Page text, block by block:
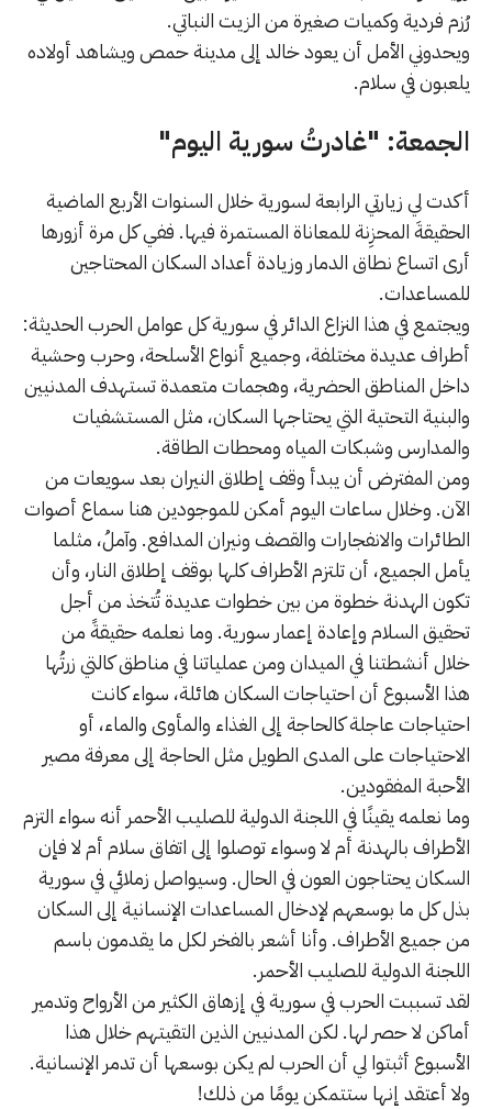
رُزم فردية وكميات صغيرة من الزيت النباتي.
ويحدوني الأمل أن يعود خالد إلى مدينة حمص ويشاهد أولاده
يلعبون في سلام.
الجمعة: "غادرتُ سورية اليوم"
أكدت لي زيارتي الرابعة لسورية خلال السنوات الأربع الماضية
الحقيقةَ المحزِنة للمعاناة المستمرة فيها. ففي كل مرة أزورها
أرى اتساع نطاق الدمار وزيادة أعداد السكان المحتاجين
للمساعدات.
ويجتمع في هذا النزاع الدائر في سورية كل عوامل الحرب الحديثة:
أطراف عديدة مختلفة، وجميع أنواع الأسلحة، وحرب وحشية
داخل المناطق الحضرية، وهجمات متعمدة تستهدف المدنيين
والبنية التحتية التي يحتاجها السكان، مثل المستشفيات
والمدارس وشبكات المياه ومحطات الطاقة.
ومن المفترض أن يبدأ وقف إطلاق النيران بعد سويعات من
الآن. وخلال ساعات اليوم أمكن للموجودين هنا سماع أصوات
الطائرات والانفجارات والقصف ونيران المدافع. وآملُ، مثلما
يأمل الجميع، أن تلتزم الأطراف كلها بوقف إطلاق النار، وأن
تكون الهدنة خطوة من بين خطوات عديدة تُتخذ من أجل
تحقيق السلام وإعادة إعمار سورية. وما نعلمه حقيقةً من
خلال أنشطتنا في الميدان ومن عملياتنا في مناطق كالتي زرتُها
هذا الأسبوع أن احتياجات السكان هائلة، سواء كانت
احتياجات عاجلة كالحاجة إلى الغذاء والمأوى والماء، أو
الاحتياجات على المدى الطويل مثل الحاجة إلى معرفة مصير
الأحبة المفقودين.
وما نعلمه يقينًا في اللجنة الدولية للصليب الأحمر أنه سواء التزم
الأطراف بالهدنة أم لا وسواء توصلوا إلى اتفاق سلام أم لا فإن
السكان يحتاجون العون في الحال. وسيواصل زملائي في سورية
بذل كل ما بوسعهم لإدخال المساعدات الإنسانية إلى السكان
من جميع الأطراف. وأنا أشعر بالفخر لكل ما يقدمون باسم
اللجنة الدولية للصليب الأحمر.
لقد تسببت الحرب في سورية في إزهاق الكثير من الأرواح وتدمير
أماكن لا حصر لها. لكن المدنيين الذين التقيتهم خلال هذا
الأسبوع أثبتوا لي أن الحرب لم يكن بوسعها أن تدمر الإنسانية.
ولا أعتقد إنها ستتمكن يومًا من ذلك!